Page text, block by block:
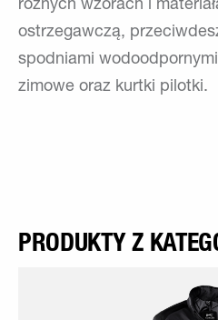
różnych wzorach i
ostrzegawczą,
spodniami
zimowe oraz kurtki pilotki.
PRODUKTY Z